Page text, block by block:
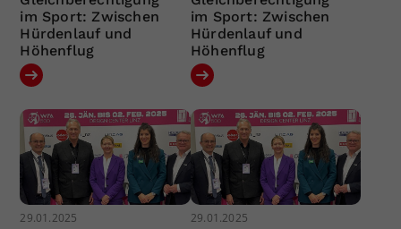
im Sport: Zwischen
Hürdenlauf und
Höhenflug
im Sport: Zwischen
Hürdenlauf und
Höhenflug
29.01.2025 29.01.2025